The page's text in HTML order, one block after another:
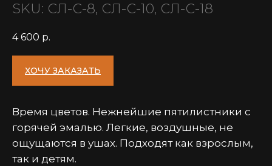
SKU: СЛ-С-8, СЛ-С-10, СЛ-С-18
4 600 р.
ХОЧУ ЗАКАЗАТЬ
Время цветов. Нежнейшие пятилистники с
горячей эмалью. Легкие, воздушные, не
ощущаются в ушах. Подходят как взрослым,
так и детям.